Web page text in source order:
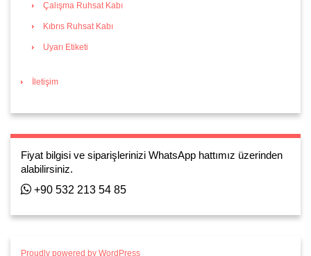
Çalışma Ruhsat Kabı
Kıbrıs Ruhsat Kabı
Uyarı Etiketi
İletişim
Fiyat bilgisi ve siparişlerinizi WhatsApp hattımız üzerinden
alabilirsiniz.
+90 532 213 54 85
Proudly powered by WordPress